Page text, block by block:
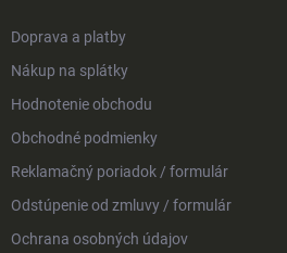
Doprava a platby
Nákup na splátky
Hodnotenie obchodu
Obchodné podmienky
Reklamačný poriadok / formulár
Odstúpenie od zmluvy / formulár
Ochrana osobných údajov